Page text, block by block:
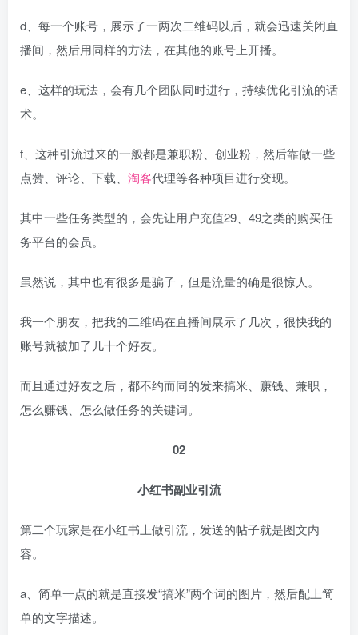
d、每一个账号，展示了一两次二维码以后，就会迅速关闭直
播间，然后用同样的方法，在其他的账号上开播。
e、这样的玩法，会有几个团队同时进行，持续优化引流的话
术。
f、这种引流过来的一般都是兼职粉、创业粉，然后靠做一些
点赞、评论、下载、 淘客代理等各种项目进行变现。
其中一些任务类型的，会先让用户充值29、49之类的购买任
务平台的会员。
虽然说，其中也有很多是骗子，但是流量的确是很惊人。
我一个朋友，把我的二维码在直播间展示了几次，很快我的
账号就被加了几十个好友。
而且通过好友之后，都不约而同的发来搞米、赚钱、兼职，
怎么赚钱、怎么做任务的关键词。
02
小红书副业引流
第二个玩家是在小红书上做引流，发送的帖子就是图文内
容。
a、简单一点的就是直接发“搞米”两个词的图片，然后配上简
单的文字描述。